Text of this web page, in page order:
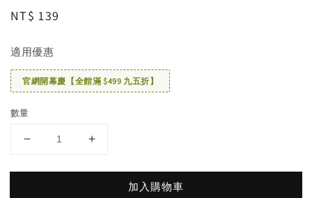
Regular
NT$ 139
適用優惠
官網開幕慶【全館滿 $499 九五折】
數量
加入購物車